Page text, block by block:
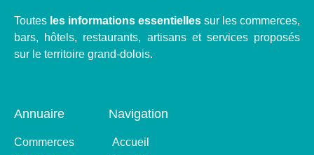
Toutes les informations essentielles sur les commerces,
bars, hôtels, restaurants, artisans et services proposés
sur le territoire grand-dolois.
Annuaire
Commerces
Navigation
Accueil